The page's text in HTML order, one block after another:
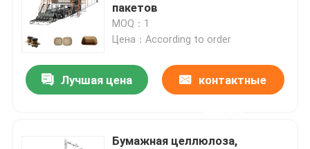
пакетов
MOQ：1
Цена：According to order
Лучшая цена контактные
Бумажная целлюлоза,